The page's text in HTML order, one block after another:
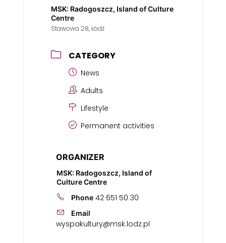
MSK: Radogoszcz, Island of Culture
Centre
Stawowa 28, Łódź
CATEGORY
News
Adults
Lifestyle
Permanent activities
ORGANIZER
MSK: Radogoszcz, Island of
Culture Centre
Phone 42 651 50 30
Email
wyspakultury@msk.lodz.pl